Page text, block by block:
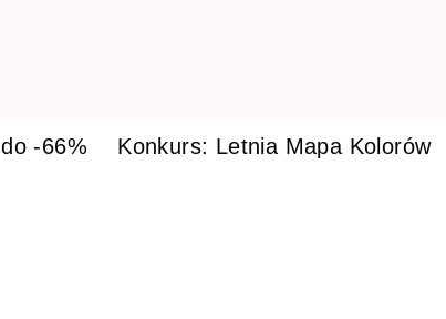
-66% Konkurs: Letnia Mapa Kolorów